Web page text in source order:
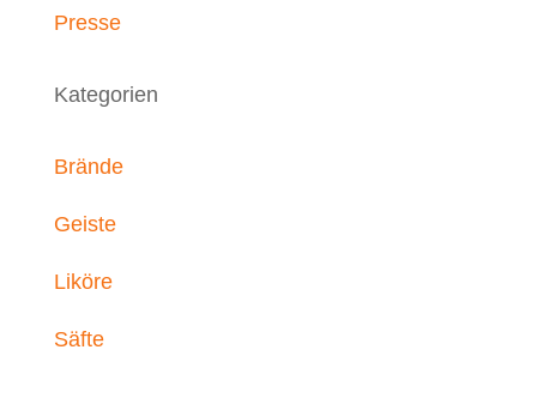
Presse
Kategorien
Brände
Geiste
Liköre
Säfte